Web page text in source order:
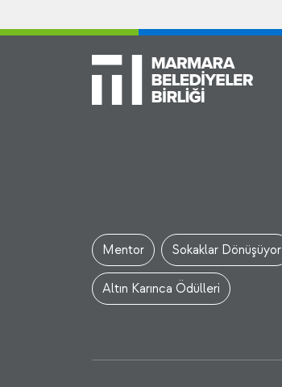
Mentor Sokaklar Dönüşüyor
Altın Karınca Ödülleri